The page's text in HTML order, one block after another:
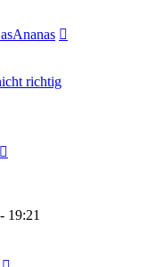
richtig
19:21